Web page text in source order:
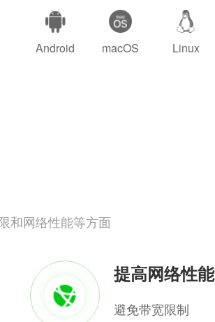
Android macOS Linux
和网络性能等方面
提高网络性能
避免带宽限制